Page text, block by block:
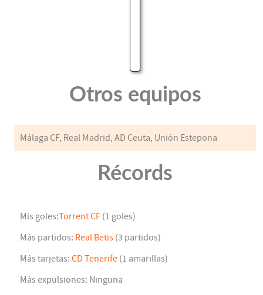
Otros equipos
Málaga CF, Real Madrid, AD Ceuta, Unión Estepona
Récords
Mís goles:Torrent CF (1 goles)
Más partidos: Real Betis (3 partidos)
Más tarjetas: CD Tenerife (1 amarillas)
Más expulsiones: Ninguna